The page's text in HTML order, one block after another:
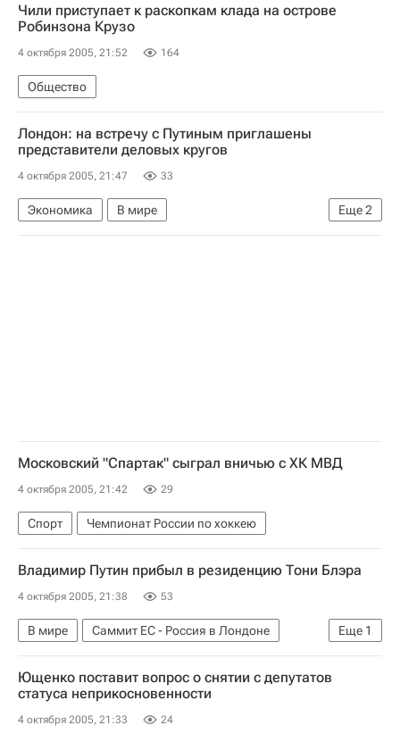
Чили приступает к раскопкам клада на острове
Робинзона Крузо
4 октября 2005, 21:52 164
Общество
Лондон: на встречу с Путиным приглашены
представители деловых кругов
4 октября 2005, 21:47 33
Еще2
Экономика
В мире
Саммит ЕС - Россия в Лондоне
Московский "Спартак" сыграл вничью с ХК МВД
4 октября 2005, 21:42 29
Спорт Чемпионат России по хоккею
Владимир Путин прибыл в резиденцию Тони Блэра
4 октября 2005, 21:38 53
Еще 1
В мире
Саммит ЕС - Россия в Лондоне
Встреча Путина с представителями деловых кругов Великобритании
Ющенко поставит вопрос о снятии с депутатов
статуса неприкосновенности
4 октября 2005, 21:33 24